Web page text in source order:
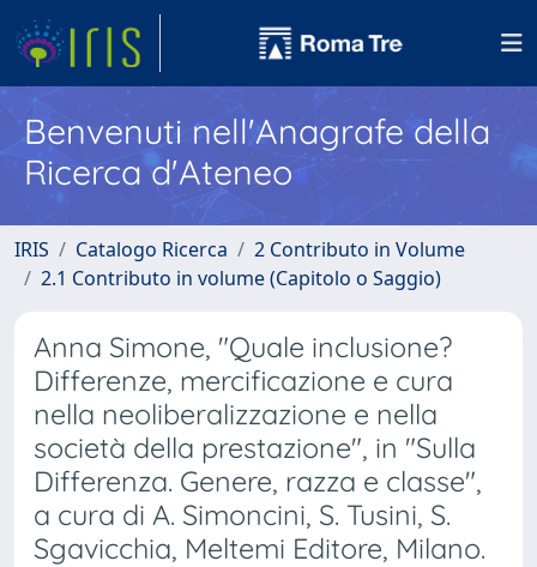
Benvenuti nell'Anagrafe della
Ricerca d'Ateneo
IRIS Catalogo Ricerca
2 Contributo in Volume
2.1 Contributo in volume (Capitolo o Saggio)
Anna Simone, "Quale inclusione?
Differenze, mercificazione e cura
nella neoliberalizzazione e nella
società della prestazione", in "Sulla
Differenza. Genere, razza e classe",
a cura di A. Simoncini, S. Tusini, S.
Sgavicchia, Meltemi Editore, Milano.